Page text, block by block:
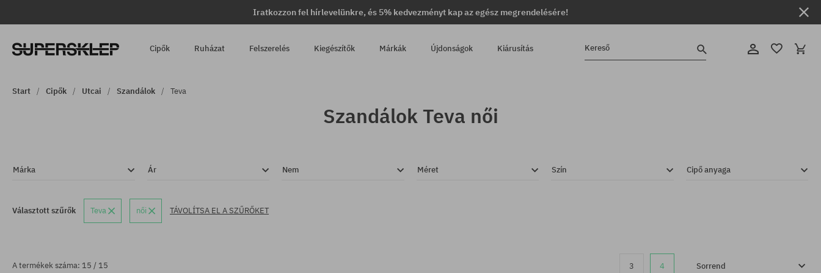
Iratkozzon fel hírlevelünkre, és 5% kedvezményt kap az egész megrendelésére!
Cipők Ruházat Felszerelés Kiegészítők Márkák Újdonságok Kiárusítás Kereső
Start Cipők Utcai Szandálok Teva
Szandálok Teva női
Márka Ár Nem Méret Szín Cipő anyaga
Választott szűrők Teva női TÁVOLÍTSA EL A SZŰRŐKET
A termékek száma: 15 / 15 3 4 Sorrend